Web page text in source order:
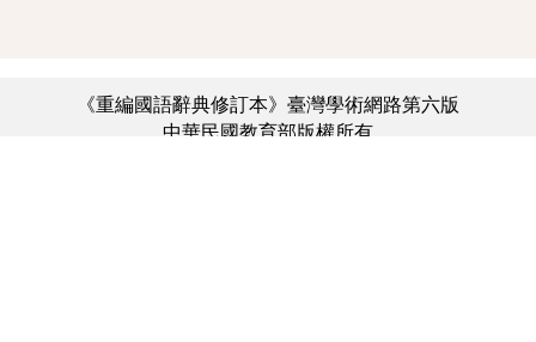
《重編國語辭典修訂本》臺灣學術網路第六版
中華民國教育部版權所有